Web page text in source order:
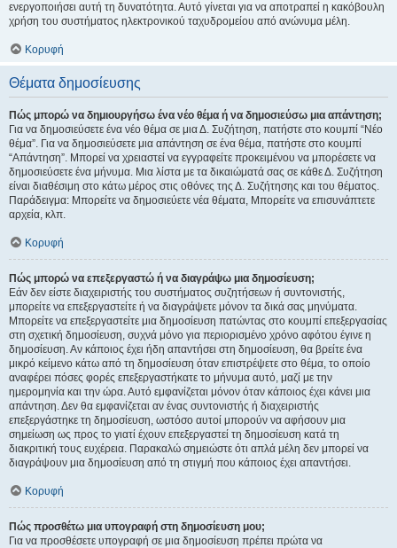
ενεργοποιήσει αυτή τη δυνατότητα. Αυτό γίνεται για να αποτραπεί η κακόβουλη
χρήση του συστήματος ηλεκτρονικού ταχυδρομείου από ανώνυμα μέλη.
Κορυφή
Θέματα δημοσίευσης
Πώς μπορώ να δημιουργήσω ένα νέο θέμα ή να δημοσιεύσω μια απάντηση;
Για να δημοσιεύσετε ένα νέο θέμα σε μια Δ. Συζήτηση, πατήστε στο κουμπί “Νέο
θέμα”. Για να δημοσιεύσετε μια απάντηση σε ένα θέμα, πατήστε στο κουμπί
“Απάντηση”. Μπορεί να χρειαστεί να εγγραφείτε προκειμένου να μπορέσετε να
δημοσιεύσετε ένα μήνυμα. Μια λίστα με τα δικαιώματά σας σε κάθε Δ. Συζήτηση
είναι διαθέσιμη στο κάτω μέρος στις οθόνες της Δ. Συζήτησης και του θέματος.
Παράδειγμα: Μπορείτε να δημοσιεύετε νέα θέματα, Μπορείτε να επισυνάπτετε
αρχεία, κλπ.
Κορυφή
Πώς μπορώ να επεξεργαστώ ή να διαγράψω μια δημοσίευση;
Εάν δεν είστε διαχειριστής του συστήματος συζητήσεων ή συντονιστής,
μπορείτε να επεξεργαστείτε ή να διαγράψετε μόνον τα δικά σας μηνύματα.
Μπορείτε να επεξεργαστείτε μια δημοσίευση πατώντας στο κουμπί επεξεργασίας
στη σχετική δημοσίευση, συχνά μόνο για περιορισμένο χρόνο αφότου έγινε η
δημοσίευση. Αν κάποιος έχει ήδη απαντήσει στη δημοσίευση, θα βρείτε ένα
μικρό κείμενο κάτω από τη δημοσίευση όταν επιστρέψετε στο θέμα, το οποίο
αναφέρει πόσες φορές επεξεργαστήκατε το μήνυμα αυτό, μαζί με την
ημερομηνία και την ώρα. Αυτό εμφανίζεται μόνον όταν κάποιος έχει κάνει μια
απάντηση. Δεν θα εμφανίζεται αν ένας συντονιστής ή διαχειριστής
επεξεργάστηκε τη δημοσίευση, ωστόσο αυτοί μπορούν να αφήσουν μια
σημείωση ως προς το γιατί έχουν επεξεργαστεί τη δημοσίευση κατά τη
διακριτική τους ευχέρεια. Παρακαλώ σημειώστε ότι απλά μέλη δεν μπορεί να
διαγράψουν μια δημοσίευση από τη στιγμή που κάποιος έχει απαντήσει.
Κορυφή
Πώς προσθέτω μια υπογραφή στη δημοσίευση μου;
Για να προσθέσετε υπογραφή σε μια δημοσίευση πρέπει πρώτα να